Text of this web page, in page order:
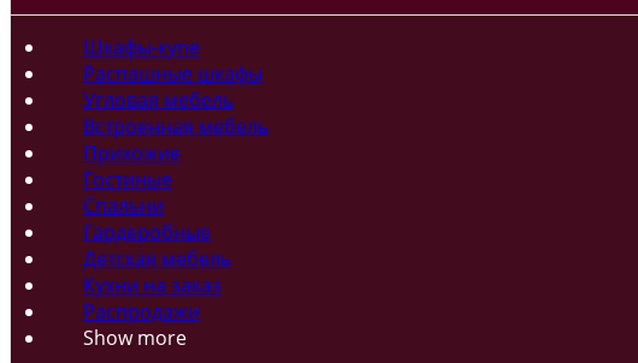
Шкафы-купе
Распашные шкафы
Угловая мебель
Встроенная мебель
Прихожие
Гостиные
Спальни
Гардеробные
Детская мебель
Кухни на заказ
Распродажи
Show more